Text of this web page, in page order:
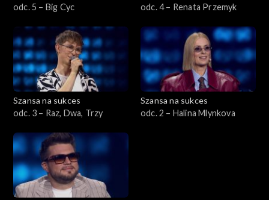
odc. 5 – Big Cyc
odc. 4 – Renata Przemyk
Szansa na sukces
odc. 3 – Raz, Dwa, Trzy
Szansa na sukces
odc. 2 – Halina Mlynkova